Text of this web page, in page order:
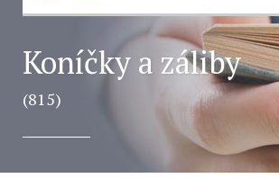
Koníčky a záliby
(815)